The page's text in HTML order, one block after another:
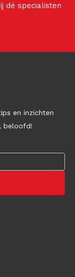
dé specialisten
en inzichten
beloofd!